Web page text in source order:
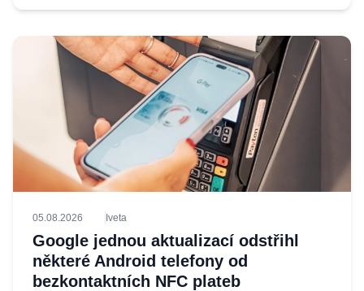
05.08.2026 Iveta
Google jednou aktualizací odstřihl
některé Android telefony od
bezkontaktních NFC plateb